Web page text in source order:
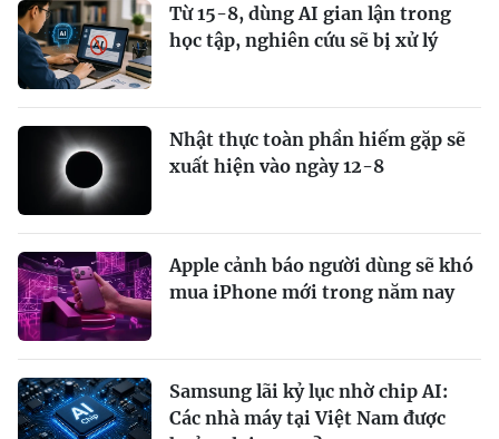
Từ 15-8, dùng AI gian lận trong
học tập, nghiên cứu sẽ bị xử lý
Nhật thực toàn phần hiếm gặp sẽ
xuất hiện vào ngày 12-8
Apple cảnh báo người dùng sẽ khó
mua iPhone mới trong năm nay
Samsung lãi kỷ lục nhờ chip AI:
Các nhà máy tại Việt Nam được